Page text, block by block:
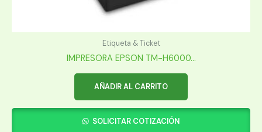
Etiqueta & Ticket
IMPRESORA EPSON TM-H6000...
AÑADIR AL CARRITO
SOLICITAR COTIZACIÓN